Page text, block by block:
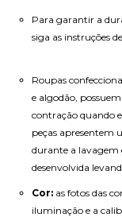
Para garantir a
siga as instruções
Roupas
e algodão,
contração quando
peças apresentem
durante a lavagem
desenvolvida
Cor: as fotos das
iluminação e a